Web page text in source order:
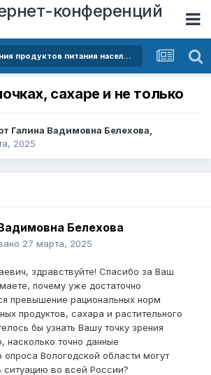
конференций
Структура потребления продуктов питания населением России
сахаре и не только
Галина Вадимовна Белехова,
2025
Белехова
27 марта, 2025
здравствуйте! Спасибо за Ваш
почему уже достаточно
превышение рациональных норм
продуктов, сахара и растительного
бы узнать Вашу точку зрения
насколько точно данные
опроса Вологодской области могут
ситуацию во всей России?